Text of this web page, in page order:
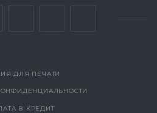
ДЛЯ ПЕЧАТИ
В КРЕДИТ